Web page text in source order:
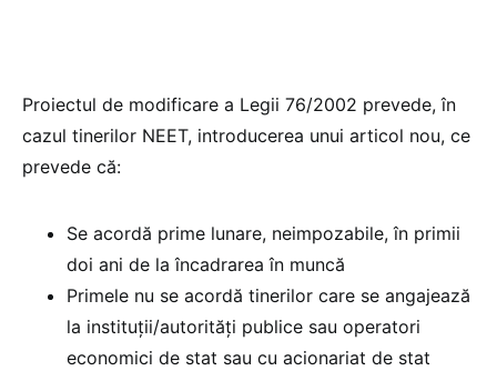
Proiectul de modificare a Legii 76/2002 prevede, în
cazul tinerilor NEET, introducerea unui articol nou, ce
prevede că:
Se acordă prime lunare, neimpozabile, în primii
doi ani de la încadrarea în muncă
Primele nu se acordă tinerilor care se angajează
la instituții/autorități publice sau operatori
economici de stat sau cu acionariat de stat